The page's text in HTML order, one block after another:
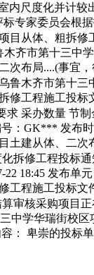
尺度化并计
专家委员会
目从体、粗拆
齐市第十三
布局....(事宜
木齐市第十
工程施工投
采办数量 节
：GK*** 发布
建从体、二
拆修工程投标
18:45 发布
程施工投标
审核采购项目
学华瑞街校
： 卑崇的投标